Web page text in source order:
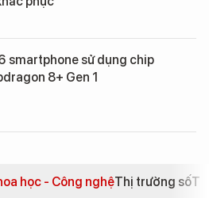
smartphone sử dụng chip
8+ Gen 1
học - Công nghệThị trường số